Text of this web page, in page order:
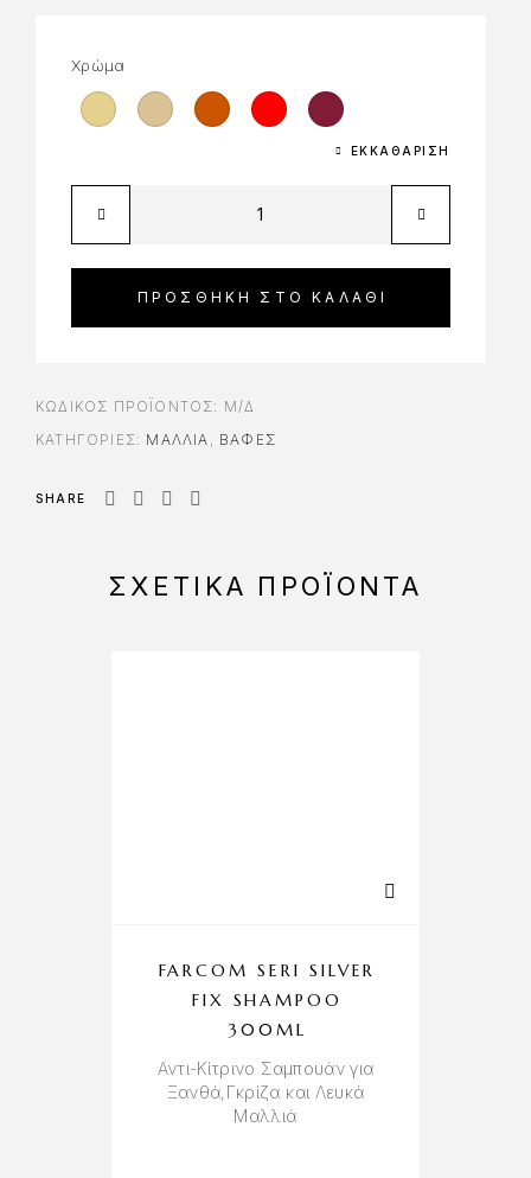
Χρώμα
ΕΚΚΑΘΆΡΙΣΗ
ΠΡΟΣΘΉΚΗ ΣΤΟ ΚΑΛΆΘΙ
ΚΩΔΙΚΌΣ ΠΡΟΪΌΝΤΟΣ: Μ/Δ
ΚΑΤΗΓΟΡΊΕΣ: ΜΑΛΛΙΑ , ΒΑΦΈΣ
SHARE
ΣΧΕΤΙΚΆ ΠΡΟΪΌΝΤΑ
FARCOM SERI SILVER
FIX SHAMPOO
300ML
Αντι-Κίτρινο Σαμπουάν για
Ξανθά,Γκρίζα και Λευκά
Μαλλιά